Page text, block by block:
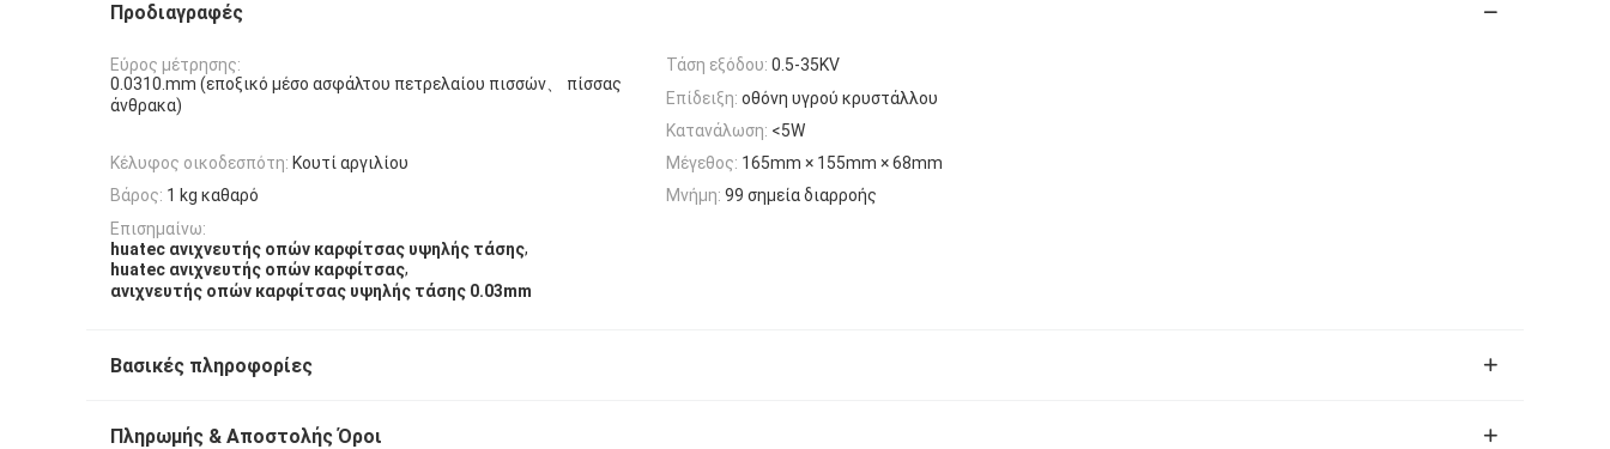
Προδιαγραφές
Εύρος μέτρησης:
0.0310.mm (εποξικό μέσο ασφάλτου πετρελαίου πισσών、 πίσσας
άνθρακα)
Τάση εξόδου: 0.5-35KV
Επίδειξη: οθόνη υγρού κρυστάλλου
Κατανάλωση: <5W
Κέλυφος οικοδεσπότη: Κουτί αργιλίου Μέγεθος: 165mm × 155mm × 68mm
Βάρος: 1 kg καθαρό Μνήμη: 99 σημεία διαρροής
Επισημαίνω:
huatec ανιχνευτής οπών καρφίτσας υψηλής τάσης,
huatec ανιχνευτής οπών καρφίτσας,
ανιχνευτής οπών καρφίτσας υψηλής τάσης 0.03mm
Βασικές πληροφορίες
Πληρωμής & Αποστολής Όροι